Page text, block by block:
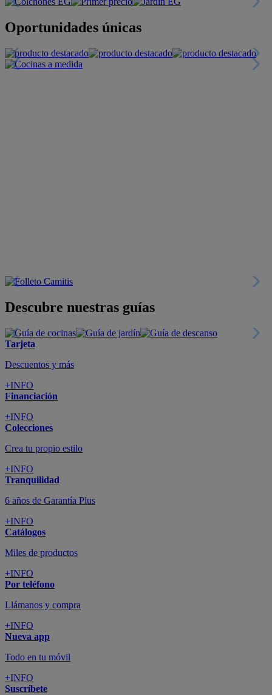
Oportunidades únicas
Descubre nuestras guías
Tarjeta
Descuentos y más
+INFO
Financiación
+INFO
Colecciones
Crea tu propio estilo
+INFO
Tranquilidad
6 años de Garantía Plus
+INFO
Catálogos
Miles de productos
+INFO
Por teléfono
Llámanos y compra
+INFO
Nueva app
Todo en tu móvil
+INFO
Suscríbete